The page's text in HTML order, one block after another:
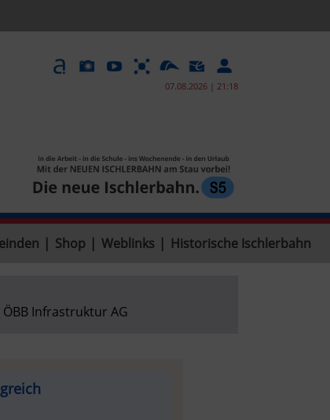
07.08.2026 | 21:18
Shop Weblinks Historische Ischlerbahn
ÖBB Infrastruktur AG